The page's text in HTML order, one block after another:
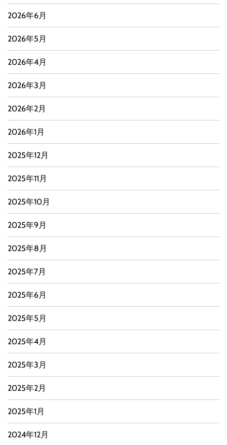
2026年6月
2026年5月
2026年4月
2026年3月
2026年2月
2026年1月
2025年12月
2025年11月
2025年10月
2025年9月
2025年8月
2025年7月
2025年6月
2025年5月
2025年4月
2025年3月
2025年2月
2025年1月
2024年12月